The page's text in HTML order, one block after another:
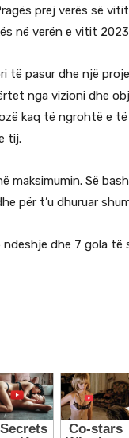
prej verës së
në verën e vitit
të pasur dhe një
nga vizioni dhe
kaq të ngrohtë e të
tij.
maksimumin. Së
për t’u dhuruar
dhe 7 gola të